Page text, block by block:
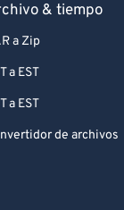
& tiempo
a Zip
a EST
a EST
de archivos